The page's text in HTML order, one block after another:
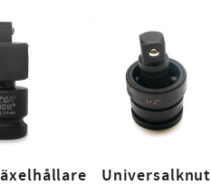
Universalknut